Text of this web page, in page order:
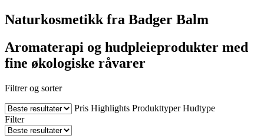
Naturkosmetikk fra Badger Balm
Aromaterapi og hudpleieprodukter med
fine økologiske råvarer
Filtrer og sorter
Pris Highlights Produkttyper Hudtype
Filter